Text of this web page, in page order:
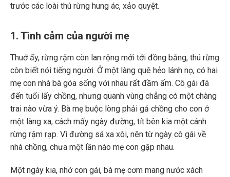
trước các loài thú rừng hung ác, xảo quyệt.
1. Tình cảm của người mẹ
Thuở ấy, rừng rậm còn lan rộng mới tới đồng bằng, thú rừng
còn biết nói tiếng người. Ở một làng quê hẻo lánh nọ, có hai
mẹ con nhà bà góa sống với nhau rất đầm ấm. Cô gái đã
đến tuổi lấy chồng, nhưng quanh vùng chẳng có một chàng
trai nào vừa ý. Bà mẹ buộc lòng phải gả chồng cho con ở
một làng xa, cách mấy ngày đường, tít bên kia một cánh
rừng rậm rạp. Vì đường sá xa xôi, nên từ ngày cô gái về
nhà chồng, chưa một lần nào mẹ con gặp nhau.
Một ngày kia, nhớ con gái, bà mẹ cơm mang nước xách